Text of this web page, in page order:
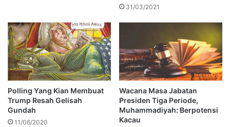
31/03/2021
Polling Yang Kian Membuat
Trump Resah Gelisah
Gundah
11/06/2020
Wacana Masa Jabatan
Presiden Tiga Periode,
Muhammadiyah: Berpotensi
Kacau